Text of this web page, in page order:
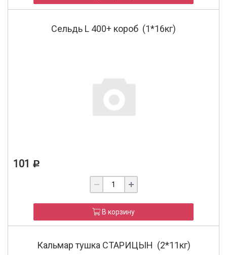
Сельдь L 400+ короб (1*16кг)
101 Р
В корзину
Кальмар тушка СТАРИЦЫН (2*11кг)